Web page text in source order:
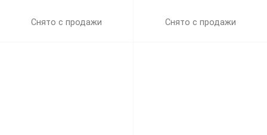
Снято с продажи Снято с продажи